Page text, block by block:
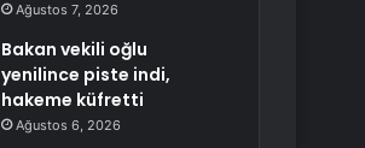
Ağustos 7, 2026
Bakan vekili oğlu
yenilince piste indi,
hakeme küfretti
Ağustos 6, 2026